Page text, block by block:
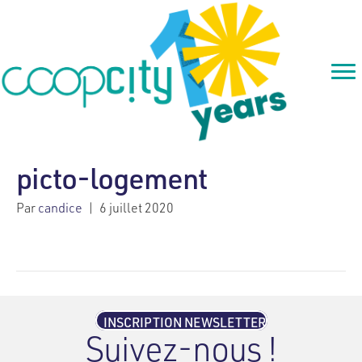
picto-logement
Parcandice | 6 juillet 2020
INSCRIPTION NEWSLETTER
Suivez-nous !